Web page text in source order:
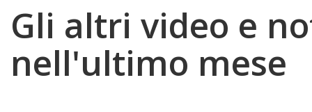
Gli altri video e
nell'ultimo mese